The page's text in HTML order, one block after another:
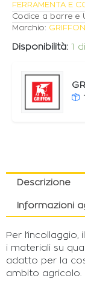
FERRAMENTA E
Codice a barre e
Marchio: GRIFFON
Disponibilità: 1
Descrizione
Informazioni
Per
i materiali su
adatto per la
ambito agricolo.